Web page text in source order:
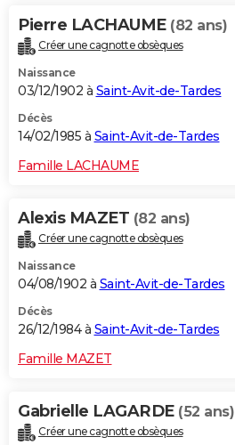
Pierre LACHAUME (82 ans)
Créer une cagnotte obsèques
Naissance
03/12/1902 à Saint-Avit-de-Tardes
Décès
14/02/1985 à Saint-Avit-de-Tardes
Famille LACHAUME
Alexis MAZET (82 ans)
Créer une cagnotte obsèques
Naissance
04/08/1902 à Saint-Avit-de-Tardes
Décès
26/12/1984 à Saint-Avit-de-Tardes
Famille MAZET
Gabrielle LAGARDE (52 ans)
Créer une cagnotte obsèques